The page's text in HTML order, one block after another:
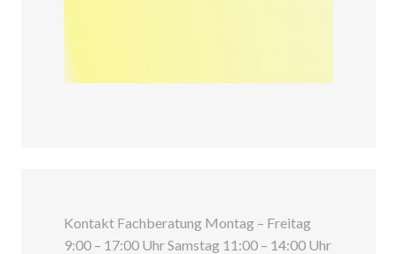
Kontakt Fachberatung Montag – Freitag
9:00 – 17:00 Uhr Samstag 11:00 – 14:00 Uhr